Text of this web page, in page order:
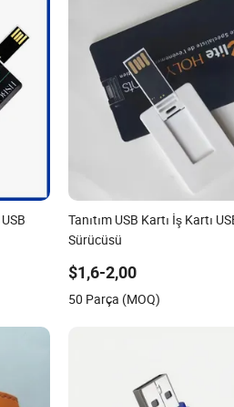
Tanıtım USB Kartı İş Kartı
Sürücüsü
$1,6-2,00
50 Parça (MOQ)